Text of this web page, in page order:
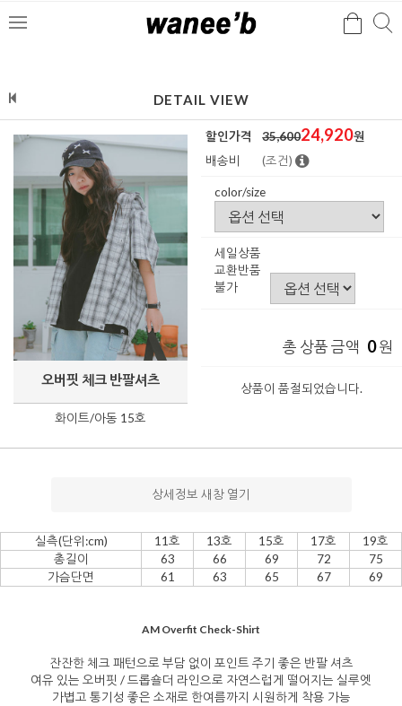
메
검
DETAIL VIEW
오버핏 체크 반팔셔츠
화이트/아동 15호
할인가격 35,60024,920원
배송비
(조건)
color/size
세일상품
교환반품
불가
총 상품 금액 0원
상품이 품절되었습니다.
상세정보 새창 열기
실측(단위:cm) 11호 13호 15호 17호
19호
총길이
63 66 69 72
75
가슴단면
61 63 65 67 69
AM Overfit Check-Shirt
잔잔한 체크 패턴으로 부담 없이 포인트 주기 좋은 반팔 셔츠
여유 있는 오버핏 / 드롭숄더 라인으로 자연스럽게 떨어지는 실루엣
가볍고 통기성 좋은 소재로 한여름까지 시원하게 착용 가능